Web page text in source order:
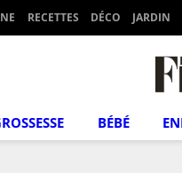
RECETTES DÉCO JARDIN
BÉBÉ